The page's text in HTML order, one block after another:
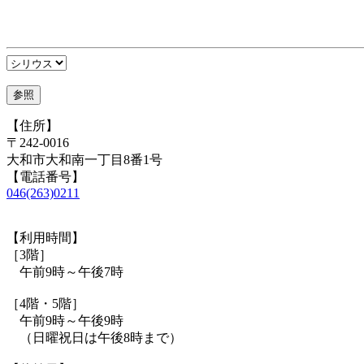
【住所】
〒242-0016
大和市大和南一丁目8番1号
【電話番号】
046(263)0211
【利用時間】
［3階］
午前9時～午後7時
［4階・5階］
午前9時～午後9時
（日曜祝日は午後8時まで）